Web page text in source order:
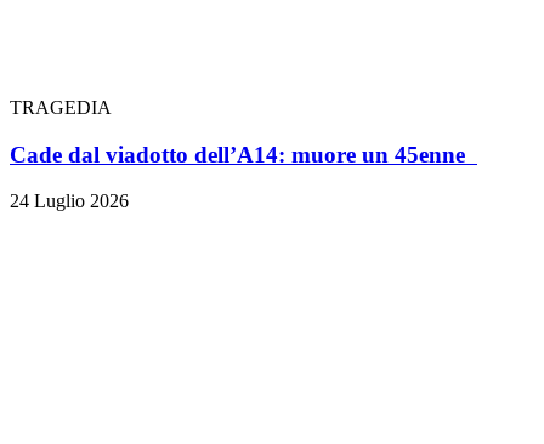
TRAGEDIA
Cade dal viadotto dell’A14: muore un 45enne
24 Luglio 2026